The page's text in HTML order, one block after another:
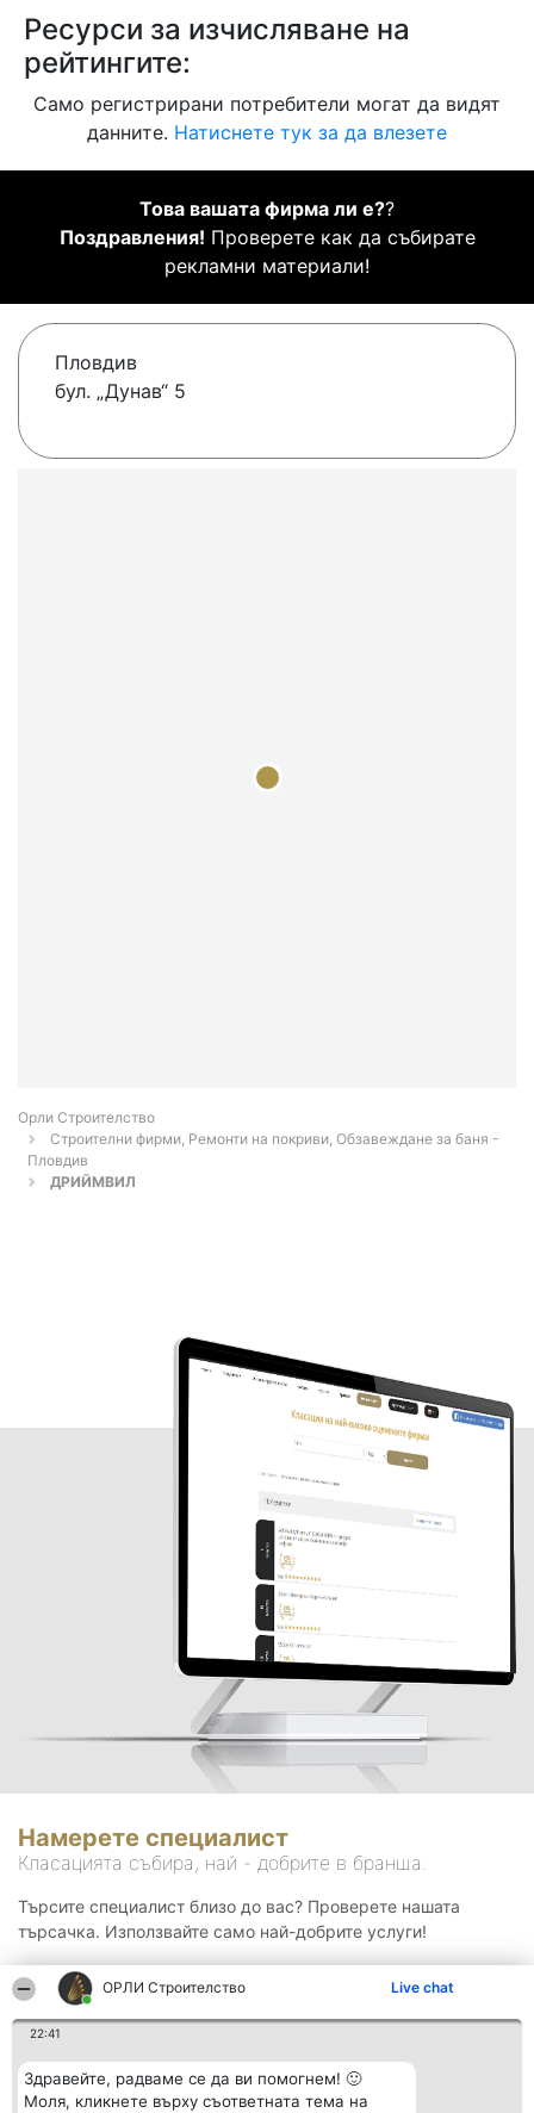
ОРЛИ Строителство Live chat
22:41
Здравейте, радваме се да ви помогнем! 🙂
Моля, кликнете върху съответната тема на
Ресурси за изчисляване на
рейтингите:
Само регистрирани потребители могат да видят
данните. Натиснете тук за да влезете
Това вашата фирма ли е??
Поздравления! Проверете как да събирате
рекламни материали!
Пловдив
бул. „Дунав“ 5
Орли Строителство
Строителни фирми, Ремонти на покриви, Обзавеждане за баня -
Пловдив
ДРИЙМВИЛ
Намерете специалист
Класацията събира, най - добрите в бранша.
Търсите специалист близо до вас? Проверете нашата
търсачка. Използвайте само най-добрите услуги!